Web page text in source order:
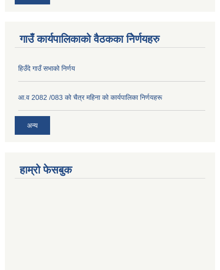
गाउँ कार्यपालिकाको वैठकका निेर्णयहरु
हिउँदे गाउँ सभाको निर्णय
आ.व 2082 /083 को चैत्र महिना को कार्यपालिका निर्णयहरू
अन्य
हाम्रो फेसबुक